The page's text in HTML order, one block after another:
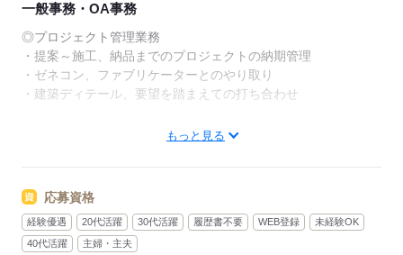
一般事務・OA事務
◎プロジェクト管理業務
・提案～施工、納品までのプロジェクトの納期管理
・ゼネコン、ファブリケーターとのやり取り
・建築ディテール、要望を踏まえての打ち合わせ
・指示有りでの作図
・ソフト：AutoCAD（二次元）Tekla Structures（三次元）
▼こちらのお仕事以外にも...▼
・大手企業でのお仕事
もっと見る
応募資格
経験優遇 20代活躍 30代活躍 履歴書不要 WEB登録
未経験OK
40代活躍
主婦・主夫